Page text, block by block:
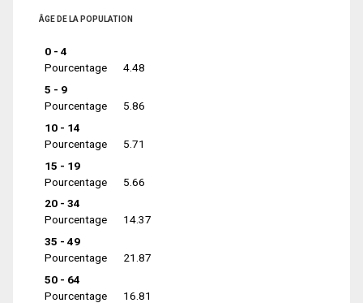
ÂGE DE LA POPULATION
0 - 4
Pourcentage
4.48
5 - 9
Pourcentage
5.86
10 - 14
Pourcentage
5.71
15 - 19
Pourcentage
5.66
20 - 34
Pourcentage
14.37
35 - 49
Pourcentage
21.87
50 - 64
Pourcentage
16.81